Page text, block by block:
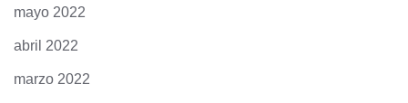
mayo 2022
abril 2022
marzo 2022